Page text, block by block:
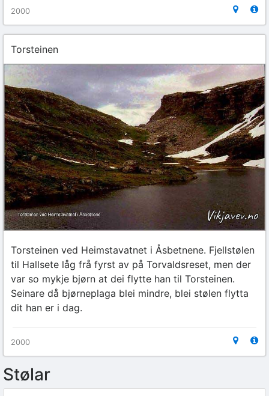
2000
Torsteinen
Torsteinen ved Heimstavatnet i Åsbetnene. Fjellstølen
til Hallsete låg frå fyrst av på Torvaldsreset, men der
var so mykje bjørn at dei flytte han til Torsteinen.
Seinare då bjørneplaga blei mindre, blei stølen flytta
dit han er i dag.
2000
Stølar